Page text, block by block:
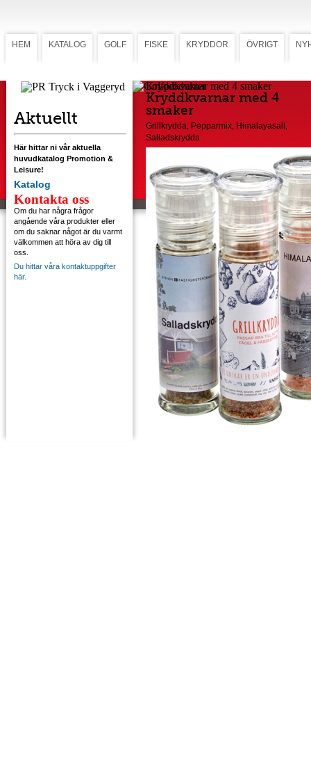
HEM KATALOG GOLF FISKE KRYDDOR ÖVRIGT
Aktuellt
Här hittar ni vår aktuella
huvudkatalog Promotion &
Leisure!
Katalog
Kontakta oss
Om du har några frågor
angående våra produkter eller
om du saknar något är du varmt
välkommen att höra av dig till
oss.
Du hittar våra kontaktuppgifter
här.
Kryddkvarnar med 4 smaker
Kryddkvarnar med 4
smaker
Grillkrydda, Pepparmix, Himalayasalt,
Salladskrydda